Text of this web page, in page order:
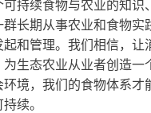
持续食物与农业的知识
长期从事农业和食物实
和管理。我们相信，让
生态农业从业者创造一
环境，我们的食物体系才
续。